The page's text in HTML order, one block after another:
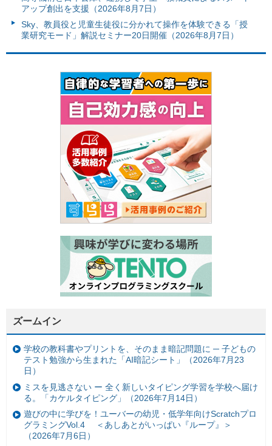
アップ創出を支援（2026年8月7日）
Sky、教員役と児童生徒役に分かれて操作を体験できる「授
業研究モード」解説セミナー20日開催（2026年8月7日）
ズームイン
学校の教科書やプリントを、そのまま暗記問題に ─ 子どもの
テスト勉強から生まれた「AI暗記シート」（2026年7月23
日）
ミスを見逃さない ー 全く新しいタイピング学習を学校へ届け
る。「カケルタイピング」（2026年7月14日）
遊びの中に学びを！ユーバーの幼児・低学年向けScratchプロ
グラミングVol.4 ＜あしあとがいっぱい『ループ』＞
（2026年7月6日）